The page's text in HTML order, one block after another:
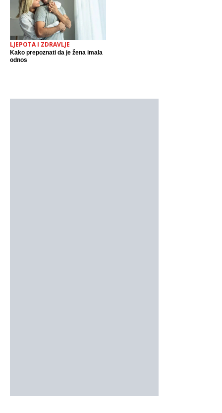
LJEPOTA I ZDRAVLJE
Kako prepoznati da je žena imala
odnos